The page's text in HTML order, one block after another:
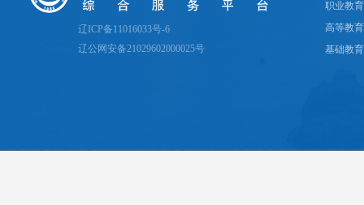
辽ICP备11016033号-6
辽公网安备21029602000025号
职业教
高等教
基础教